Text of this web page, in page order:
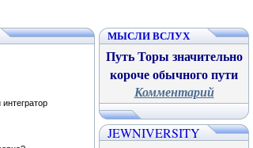
МЫСЛИ ВСЛУХ
Путь Торы значительно
короче обычного пути
Комментарий
JEWNIVERSITY